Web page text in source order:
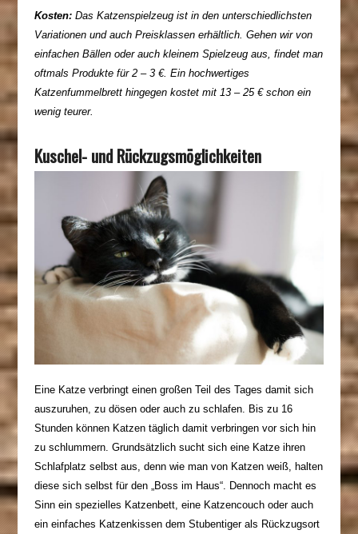
Kosten: Das Katzenspielzeug ist in den unterschiedlichsten
Variationen und auch Preisklassen erhältlich. Gehen wir von
einfachen Bällen oder auch kleinem Spielzeug aus, findet man
oftmals Produkte für 2 – 3 €. Ein hochwertiges
Katzenfummelbrett hingegen kostet mit 13 – 25 € schon ein
wenig teurer.
Kuschel- und Rückzugsmöglichkeiten
Eine Katze verbringt einen großen Teil des Tages damit sich
auszuruhen, zu dösen oder auch zu schlafen. Bis zu 16
Stunden können Katzen täglich damit verbringen vor sich hin
zu schlummern. Grundsätzlich sucht sich eine Katze ihren
Schlafplatz selbst aus, denn wie man von Katzen weiß, halten
diese sich selbst für den „Boss im Haus“. Dennoch macht es
Sinnein spezielles Katzenbett, eine Katzencouch oder auch
ein einfaches Katzenkissen dem Stubentiger als Rückzugsort